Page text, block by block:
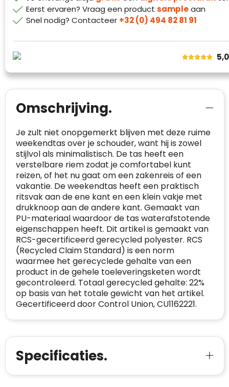
Eerst ervaren? Vraag een product sampleaan
Snel nodig? Contacteer +32 (0) 494 82 81 91
Omschrijving.
Je zult niet onopgemerkt blijven met deze ruime
weekendtas over je schouder, want hij is zowel
stijlvol als minimalistisch. De tas heeft een
verstelbare riem zodat je comfortabel kunt
reizen, of het nu gaat om een zakenreis of een
vakantie. De weekendtas heeft een praktisch
ritsvak aan de ene kant en een klein vakje met
drukknoop aan de andere kant. Gemaakt van
PU-materiaal waardoor de tas waterafstotende
eigenschappen heeft. Dit artikel is gemaakt van
RCS-gecertificeerd gerecycled polyester. RCS
(Recycled Claim Standard) is een norm
waarmee het gerecyclede gehalte van een
product in de gehele toeleveringsketen wordt
gecontroleerd. Totaal gerecycled gehalte: 22%
op basis van het totale gewicht van het artikel.
Gecertificeerd door Control Union, CU1162221.
Specificaties.
plaats.
Alleen beoordelingen die voldoen aan de
klanttevredenheid op basis van
beoordelingen. Minder dan 1% van de
ondervraagde klanten meldde een
onafhankelijk geverifieerd.
E-
mailadres:
mia@linkkado.be Geverifieerd
BEDRIJFSGEGEVENS
Bedrijfsnaam : Linkkado
Domein: linkkado.be
Oprichting van de
onderneming:
2026
Aantal werknemers: 1-10
Trustindex-certificaat
starten:
2026-04-22
Trustindex controleert websites voortdurend
op veiligheidsproblemen.
Safe Browsing: geen probleem
gedetecteerd
Blacklist Geen site op de zwarte lijst
Geldig SSL-certificaat
Spam E-mail is spamvrij
Websites die consequent een hoog niveau
van klanttevredenheid handhaven en
voldoen aan een hoog niveau van
veiligheidsprotocol, kunnen Trustindex-
certificaat verkrijgen. Zoekt u bij het winkelen
naar de certificaten van Trustindex en koopt u
met vertrouwen!
Meer informatie»
Voor bedrijven
Bouwt u vertrouwen op en verhoogt u uw
verkoop met de Trustindex-certificaat.
Meer informatie »